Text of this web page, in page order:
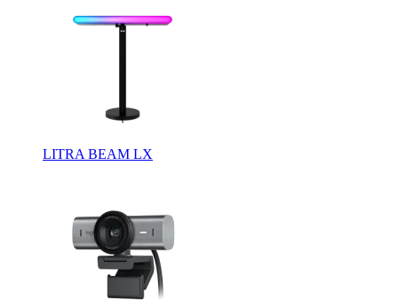
LITRA BEAM LX